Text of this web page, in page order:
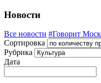
Новости
Все новости #Говорит
Сортировка
Рубрика
Дата